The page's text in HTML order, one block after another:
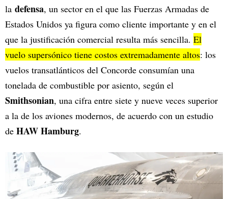
la defensa, un sector en el que las Fuerzas Armadas de
Estados Unidos ya figura como cliente importante y en el
que la justificación comercial resulta más sencilla. El
vuelo supersónico tiene costos extremadamente altos: los
vuelos transatlánticos del Concorde consumían una
tonelada de combustible por asiento, según el
Smithsonian, una cifra entre siete y nueve veces superior
a la de los aviones modernos, de acuerdo con un estudio
de HAW Hamburg.